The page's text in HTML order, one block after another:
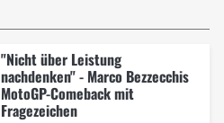
"Nicht über Leistung
nachdenken" - Marco Bezzecchis
MotoGP-Comeback mit
Fragezeichen